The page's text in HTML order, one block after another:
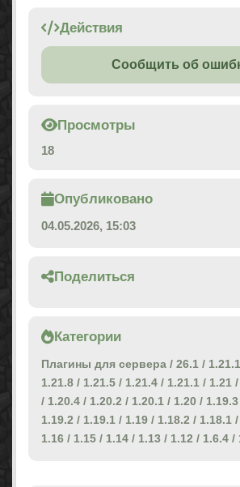
Действия
Сообщить об
Просмотры
18
Опубликовано
04.05.2026, 15:03
Поделиться
Категории
Плагины для сервера / 26.1 /
1.21.8 / 1.21.5 / 1.21.4 / 1.21.1 / 1.21 /
/ 1.20.4 / 1.20.2 / 1.20.1 / 1.20 / 1.19.3
1.19.2 / 1.19.1 / 1.19 / 1.18.2 / 1.18.1 /
1.16 / 1.15 / 1.14 / 1.13 / 1.12 / 1.6.4 /